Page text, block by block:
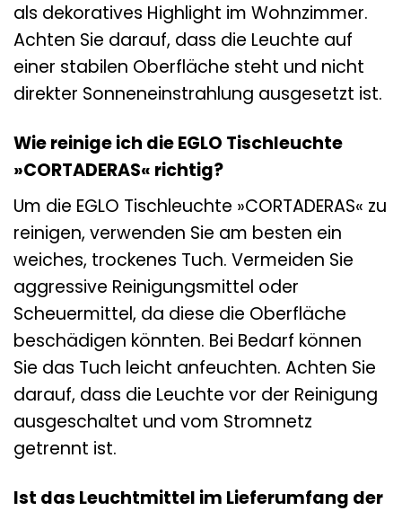
als dekoratives Highlight im Wohnzimmer.
Achten Sie darauf, dass die Leuchte auf
einer stabilen Oberfläche steht und nicht
direkter Sonneneinstrahlung ausgesetzt ist.
Wie reinige ich die EGLO Tischleuchte
»CORTADERAS« richtig?
Um die EGLO Tischleuchte »CORTADERAS« zu
reinigen, verwenden Sie am besten ein
weiches, trockenes Tuch. Vermeiden Sie
aggressive Reinigungsmittel oder
Scheuermittel, da diese die Oberfläche
beschädigen könnten. Bei Bedarf können
Sie das Tuch leicht anfeuchten. Achten Sie
darauf, dass die Leuchte vor der Reinigung
ausgeschaltet und vom Stromnetz
getrennt ist.
Ist das Leuchtmittel im Lieferumfang der